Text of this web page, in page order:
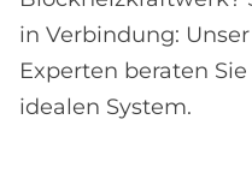
in Verbindung:
Experten beraten
idealen System.